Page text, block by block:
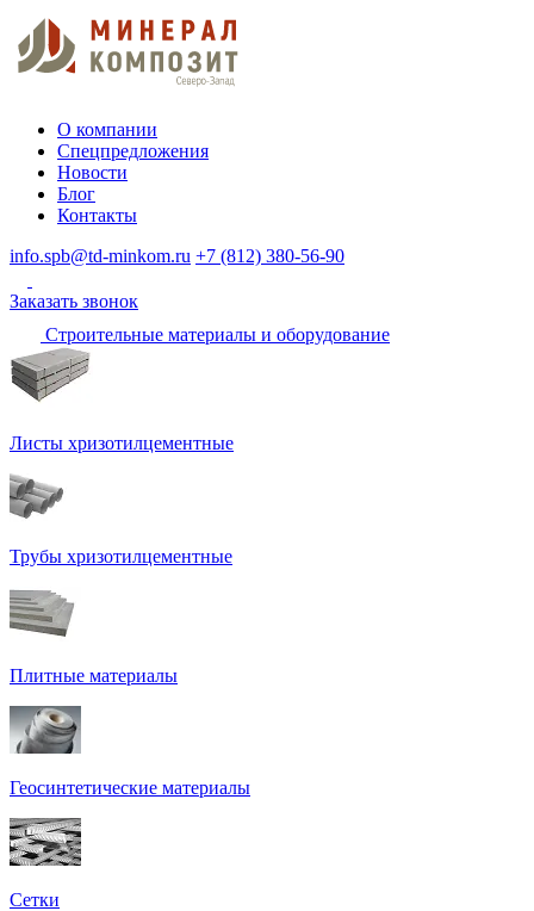
О компании
Спецпредложения
Новости
Блог
Контакты
info.spb@td-minkom.ru +7 (812) 380-56-90
Заказать звонок
Строительные материалы и оборудование
Листы хризотилцементные
Трубы хризотилцементные
Плитные материалы
Геосинтетические материалы
Сетки